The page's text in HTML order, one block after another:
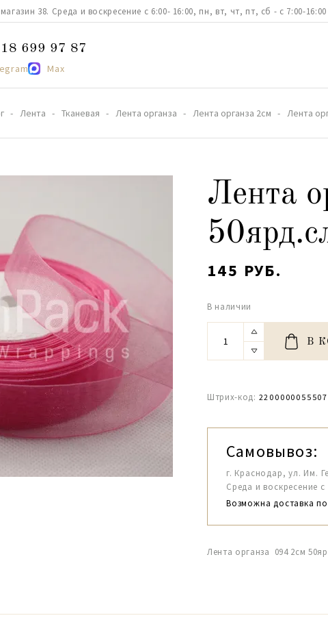
38. Среда и воскресение с 6:00- 16:00, пн, вт, чт, пт, сб - с 7:00-16:00
699 97 87
Max
Лента Тканевая Лента органза Лента органза 2см Лента
Лента
145 РУБ.
В наличии
В
Штрих-код: 2200000055507
Самовывоз:
г. Краснодар, ул. Им.
Среда и воскресение
Возможна доставка
Лента органза 094 2см